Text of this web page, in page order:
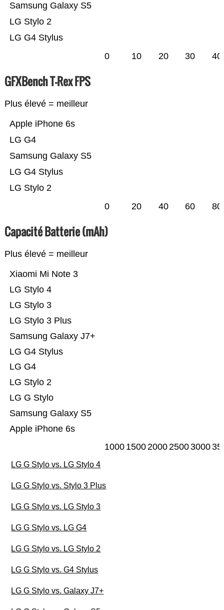
LG G4 Stylus
LG Stylo 2
Samsung Galaxy S5
0 10 20 30 40
GFXBench T-Rex FPS
Plus élevé = meilleur
LG Stylo 2
LG G4 Stylus
Samsung Galaxy S5
LG G4
Apple iPhone 6s
0 20 40 60 80
Capacité Batterie (mAh)
Plus élevé = meilleur
Apple iPhone 6s
Samsung Galaxy S5
LG G Stylo
LG Stylo 2
LG G4
LG G4 Stylus
Samsung Galaxy J7+
LG Stylo 3 Plus
LG Stylo 3
LG Stylo 4
Xiaomi Mi Note 3
1000 1500200025003000
LG G Stylo vs. LG Stylo 4
LG G Stylo vs. Stylo 3 Plus
LG G Stylo vs. LG Stylo 3
LG G Stylo vs. LG G4
LG G Stylo vs. LG Stylo 2
LG G Stylo vs. G4 Stylus
LG G Stylo vs. Galaxy J7+